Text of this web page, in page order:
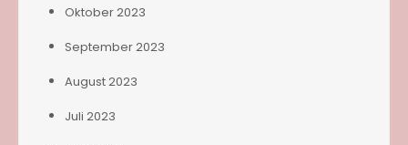
Oktober 2023
September 2023
August 2023
Juli 2023